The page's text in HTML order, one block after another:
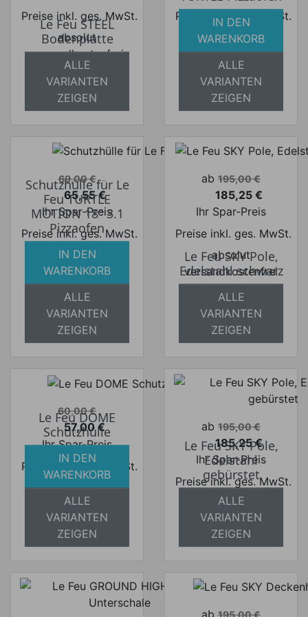
Preise inkl. ges. MwSt.
absolut
versandkostenfrei
Le Feu STEEL
Bodenplatte
ALLE
VARIANTEN
ZEIGEN
Preise inkl. ges. MwSt.
absolut
versandkostenfrei
IN DEN
WARENKORB
ALLE
VARIANTEN
ZEIGEN
Verkaufspreis
69,00 €
Preis
65,55 €
Ihr Spar-Preis
Preise inkl. ges. MwSt.
absolut
versandkostenfrei
Schutzhülle für Le
Feu TURTLE
MOTION 18" 3.1
Pizzaofen
IN DEN
WARENKORB
ALLE
VARIANTEN
ZEIGEN
Verkaufspreis
ab 195,00 €
Preis
185,25 €
Ihr Spar-Preis
Preise inkl. ges. MwSt.
absolut
versandkostenfrei
Le Feu SKY Pole,
Edelstahl schwarz
ALLE
VARIANTEN
ZEIGEN
Verkaufspreis
60,00 €
Preis
57,00 €
Ihr Spar-Preis
Preise inkl. ges. MwSt.
absolut
versandkostenfrei
Le Feu DOME
Schutzhülle
IN DEN
WARENKORB
ALLE
VARIANTEN
ZEIGEN
Verkaufspreis
ab 195,00 €
Preis
185,25 €
Ihr Spar-Preis
Preise inkl. ges. MwSt.
absolut
versandkostenfrei
Le Feu SKY Pole,
Edelstahl
gebürstet
ALLE
VARIANTEN
ZEIGEN
Verkaufspreis
ab 195,00 €